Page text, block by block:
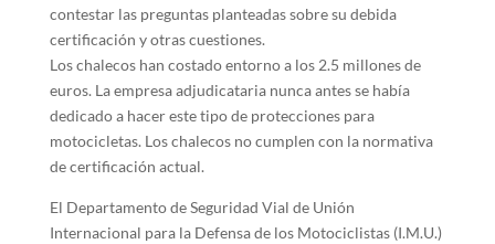
contestar las preguntas planteadas sobre su debida
certificación y otras cuestiones.
Los chalecos han costado entorno a los 2.5 millones de
euros. La empresa adjudicataria nunca antes se había
dedicado a hacer este tipo de protecciones para
motocicletas. Los chalecos no cumplen con la normativa
de certificación actual.
El Departamento de Seguridad Vial de Unión
Internacional para la Defensa de los Motociclistas (I.M.U.)